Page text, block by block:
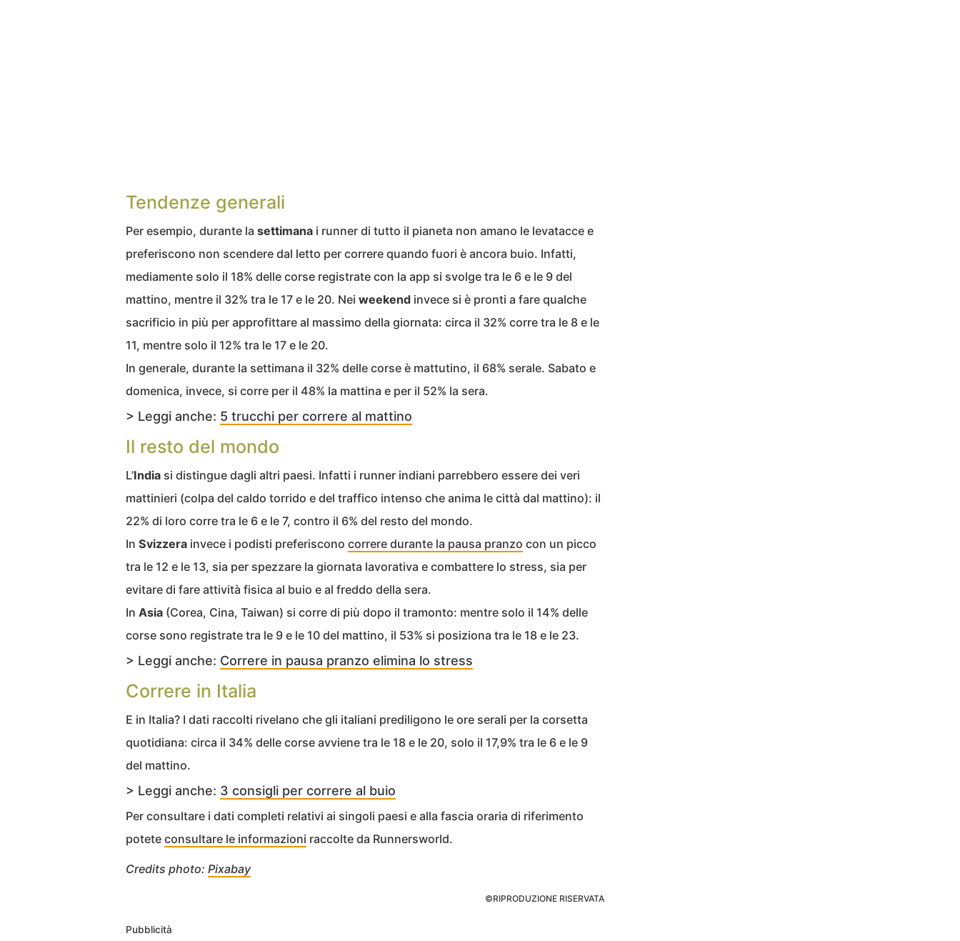
Tendenze generali
Per esempio, durante la settimana i runner di tutto il pianeta non amano le levatacce e
preferiscono non scendere dal letto per correre quando fuori è ancora buio. Infatti,
mediamente solo il 18% delle corse registrate con la app si svolge tra le 6 e le 9 del
mattino, mentre il 32% tra le 17 e le 20. Nei weekend invece si è pronti a fare qualche
sacrificio in più per approfittare al massimo della giornata: circa il 32% corre tra le 8 e le
11, mentre solo il 12% tra le 17 e le 20.
In generale, durante la settimana il 32% delle corse è mattutino, il 68% serale. Sabato e
domenica, invece, si corre per il 48% la mattina e per il 52% la sera.
> Leggi anche: 5 trucchi per correre al mattino
Il resto del mondo
L’India si distingue dagli altri paesi. Infatti i runner indiani parrebbero essere dei veri
mattinieri (colpa del caldo torrido e del traffico intenso che anima le città dal mattino): il
22% di loro corre tra le 6 e le 7, contro il 6% del resto del mondo.
In Svizzera invece i podisti preferiscono correre durante la pausa pranzo con un picco
tra le 12 e le 13, sia per spezzare la giornata lavorativa e combattere lo stress, sia per
evitare di fare attività fisica al buio e al freddo della sera.
In Asia (Corea, Cina, Taiwan) si corre di più dopo il tramonto: mentre solo il 14% delle
corse sono registrate tra le 9 e le 10 del mattino, il 53% si posiziona tra le 18 e le 23.
> Leggi anche: Correre in pausa pranzo elimina lo stress
Correre in Italia
E in Italia? I dati raccolti rivelano che gli italiani prediligono le ore serali per la corsetta
quotidiana: circa il 34% delle corse avviene tra le 18 e le 20, solo il 17,9% tra le 6 e le 9
del mattino.
> Leggi anche: 3 consigli per correre al buio
Per consultare i dati completi relativi ai singoli paesi e alla fascia oraria di riferimento
potete consultare le informazioni raccolte da Runnersworld.
Credits photo: Pixabay
©RIPRODUZIONE RISERVATA
Pubblicità